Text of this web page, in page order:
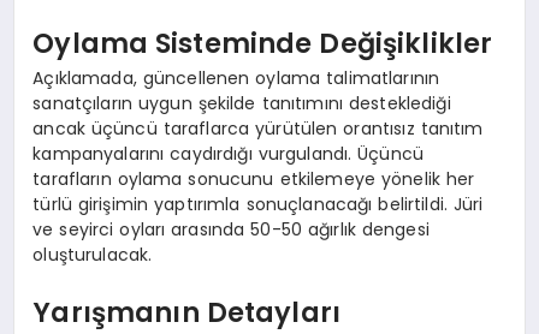
Oylama Sisteminde Değişiklikler
Açıklamada, güncellenen oylama talimatlarının
sanatçıların uygun şekilde tanıtımını desteklediği
ancak üçüncü taraflarca yürütülen orantısız tanıtım
kampanyalarını caydırdığı vurgulandı. Üçüncü
tarafların oylama sonucunu etkilemeye yönelik her
türlü girişimin yaptırımla sonuçlanacağı belirtildi. Jüri
ve seyirci oyları arasında 50-50 ağırlık dengesi
oluşturulacak.
Yarışmanın Detayları